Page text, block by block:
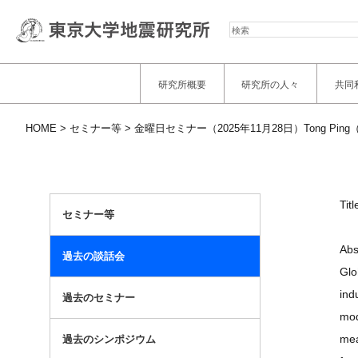
研究所概要 研究所の人々 共同
HOME セミナー等 金曜日セミナー（2025年11月28日）Tong Ping
セミナー等
過去の談話会
過去のセミナー
過去のシンポジウム